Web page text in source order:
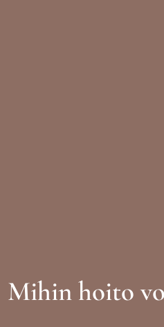
Mihin hoito